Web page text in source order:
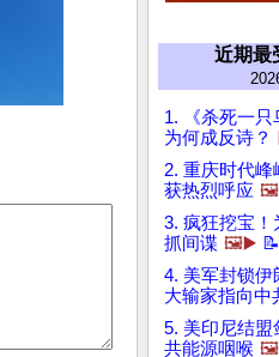
近期最
1. 《杀死一只
为何成反诗？
2. 重庆时代峰
获热烈呼应 🖼️
3. 疯狂挖宝！
抓间谍 🖼️▶️
4. 美军封锁伊
大输家指向中
5. 美印尼结盟
共能源咽喉 🖼️